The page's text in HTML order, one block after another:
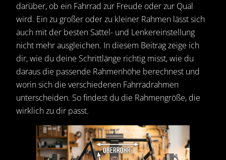
darüber, ob ein Fahrrad zur Freude oder zur Qual
wird. Ein zu großer oder zu kleiner Rahmen lässt sich
auch mit der besten Sattel- und Lenkereinstellung
nicht mehr ausgleichen. In diesem Beitrag zeige ich
dir, wie du deine Schrittlänge richtig misst, wie du
daraus die passende Rahmenhöhe berechnest und
worin sich die verschiedenen Fahrradrahmen
unterscheiden. So findest du die Rahmengröße, die
wirklich zu dir passt.